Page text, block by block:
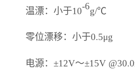
温漂：小于10-6g/℃
零位漂移：小于0.5μg
电源： ±12V～±15V @